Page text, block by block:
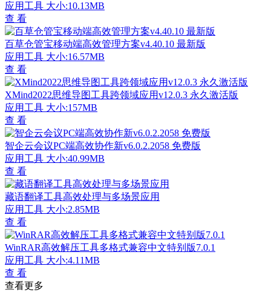
应用工具 大小:10.13MB
查 看
百草仓管宝移动端高效管理方案v4.40.10 最新版
应用工具 大小:16.57MB
查 看
XMind2022思维导图工具跨领域应用v12.0.3 永久激活版
应用工具 大小:157MB
查 看
智企云会议PC端高效协作新v6.0.2.2058 免费版
应用工具 大小:40.99MB
查 看
藏语翻译工具高效处理与多场景应用
应用工具 大小:2.85MB
查 看
WinRAR高效解压工具多格式兼容中文特别版7.0.1
应用工具 大小:4.11MB
查 看
查看更多